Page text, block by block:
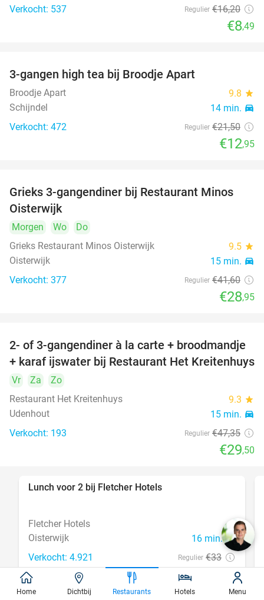
Verkocht: 537 Regulier €16,20
€8,49
3-gangen high tea bij Broodje Apart
Broodje Apart 9.8 star
Schijndel 14 min. directions_car
Verkocht: 472 Regulier €21,50
€12,95
30%
Grieks 3-gangendiner bij Restaurant Minos
Oisterwijk
Morgen Wo
Do
Grieks Restaurant Minos Oisterwijk
9.5 star
Oisterwijk 15 min. directions_car
Verkocht: 377 Regulier €41,60
€28,95
38%
2- of 3-gangendiner à la carte + broodmandje
+ karaf ijswater bij Restaurant Het Kreitenhuys
Vr Za
Zo
Restaurant Het Kreitenhuys
9.3 star
Udenhout 15 min. directions_car
Verkocht: 193 Regulier €47,35
€29,50
Lunch voor 2 bij Fletcher Hotels
Fletcher Hotels
Oisterwijk
16 min.directions_car
Verkocht: 4.921 Regulier €33
,90
Home Dichtbij Restaurants Hotels Menu